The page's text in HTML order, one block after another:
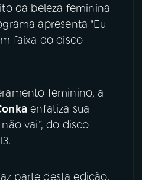
da beleza feminina
apresenta “Eu
faixa do disco
feminino, a
enfatiza sua
vai”, do disco